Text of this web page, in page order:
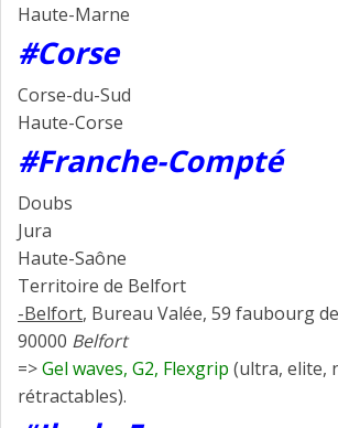
Haute-Marne
#Corse
Corse-du-Sud
Haute-Corse
#Franche-Compté
Doubs
Jura
Haute-Saône
Territoire de Belfort
-Belfort, Bureau Valée, 59 faubourg
90000 Belfort
=>Gel waves, G2, Flexgrip (ultra, elite,
rétractables).